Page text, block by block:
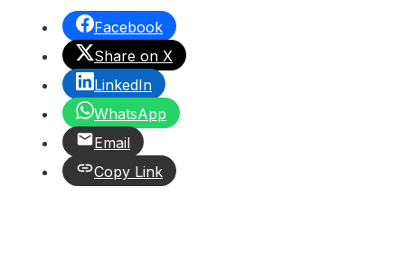
Facebook
Share on X
LinkedIn
WhatsApp
Email
Copy Link